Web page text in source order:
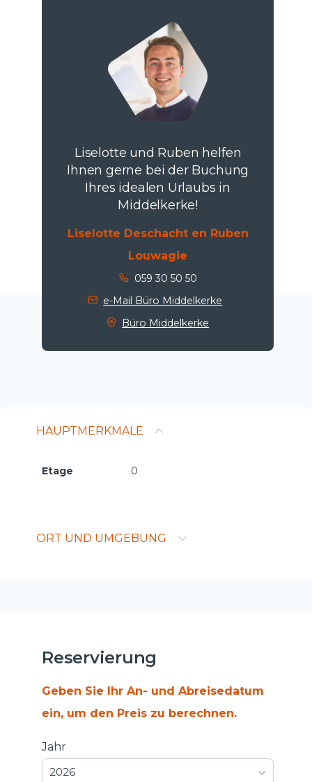
Liselotte und Ruben helfen
Ihnen gerne bei der Buchung
Ihres idealen Urlaubs in
Middelkerke!
Liselotte Deschacht en Ruben
Louwagie
059 30 50 50
e-Mail Büro Middelkerke
Büro Middelkerke
HAUPTMERKMALE
Etage 0
ORT UND UMGEBUNG
Reservierung
Geben Sie Ihr An- und Abreisedatum
ein, um den Preis zu berechnen.
Jahr
2026